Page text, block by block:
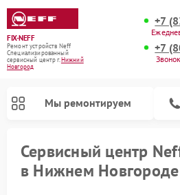
FIX-NEFF
Ремонт устройств Neff
Специализированный
cервисный центр г.Нижний
Новгород
+7
+7
Мы ремонтируем
Сервисный центр
в Нижнем Новгороде